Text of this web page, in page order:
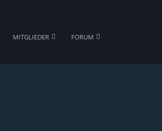
MITGLIEDER FORUM